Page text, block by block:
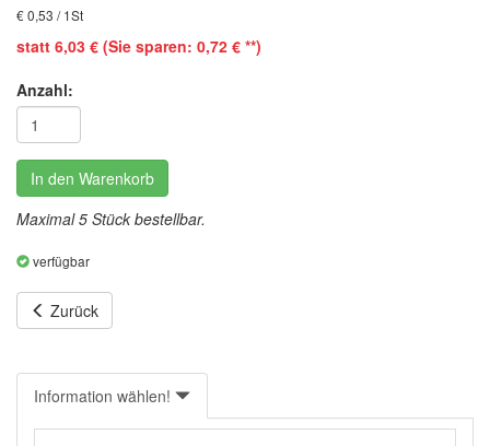
€ 0,53 / 1St
statt 6,03 € (Sie sparen: 0,72 € **)
Anzahl:
In den Warenkorb
Maximal 5 Stück bestellbar.
verfügbar
Zurück
Information wählen!